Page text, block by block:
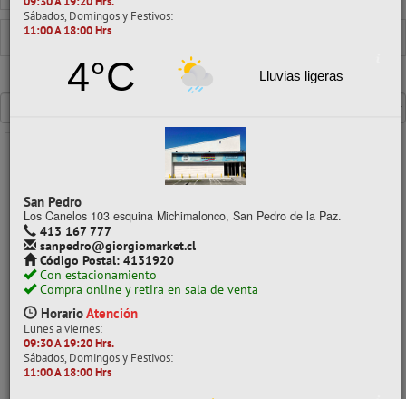
Sábados, Domingos y Festivos:
11:00 A 18:00 Hrs
4°C Lluvias ligeras
San Pedro
Los Canelos 103 esquina Michimalonco, San Pedro de la Paz.
413 167 777
sanpedro@giorgiomarket.cl
Código Postal: 4131920
Con estacionamiento
Compra online y retira en sala de venta
HorarioAtención
Lunes a viernes:
09:30 A 19:20 Hrs.
Sábados, Domingos y Festivos:
11:00 A 18:00 Hrs
TIMBRES
Mostrando un máximo de 40 resultados por página
FOLIADOR METALICO 10 DIG FM10 ISOFIT